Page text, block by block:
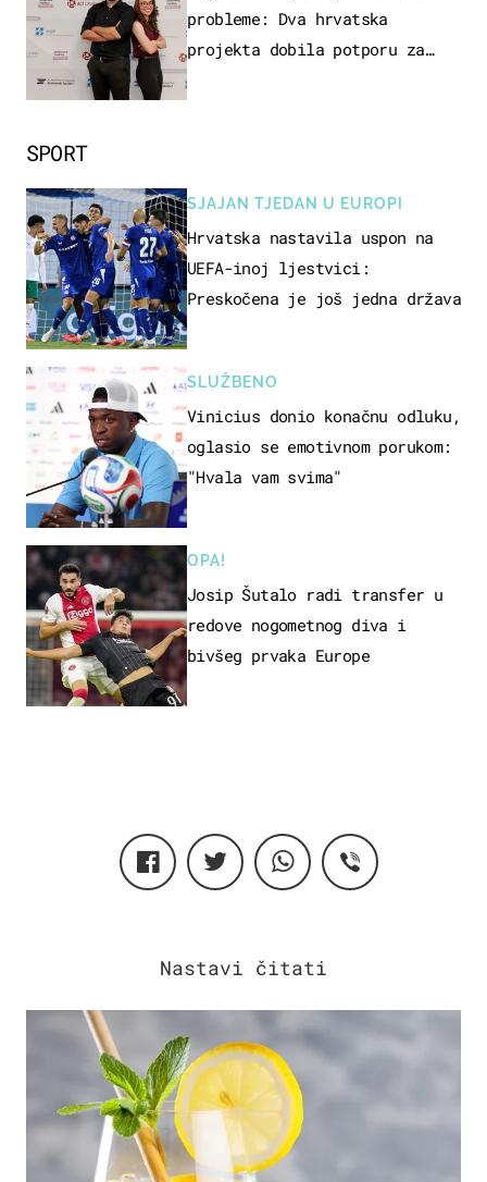
SPORT
SJAJAN TJEDAN U EUROPI
Hrvatska nastavila uspon na
UEFA-inoj ljestvici:
Preskočena je još jedna država
SLUŽBENO
Vinicius donio konačnu odluku,
oglasio se emotivnom porukom:
"Hvala vam svima"
OPA!
Josip Šutalo radi transfer u
redove nogometnog diva i
bivšeg prvaka Europe
probleme: Dva hrvatska
projekta dobila potporu za